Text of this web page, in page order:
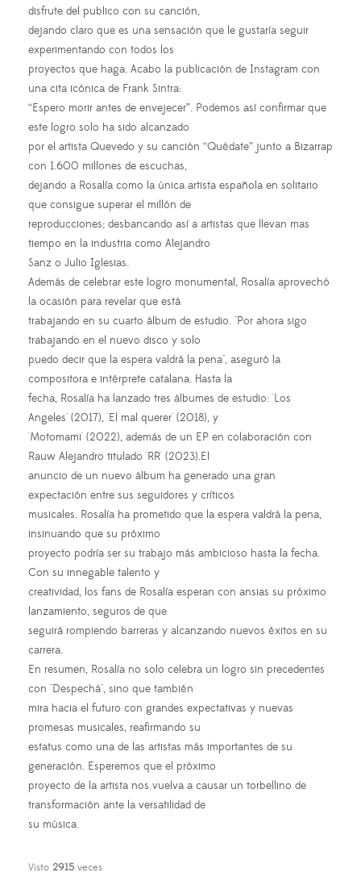
disfrute del publico con su canción,
dejando claro que es una sensación que le gustaría seguir
experimentando con todos los
proyectos que haga. Acabo la publicación de Instagram con
una cita icónica de Frank Sintra:
“Espero morir antes de envejecer”. Podemos así confirmar que
este logro solo ha sido alcanzado
por el artista Quevedo y su canción “Quédate” junto a Bizarrap
con 1.600 millones de escuchas,
dejando a Rosalía como la única artista española en solitario
que consigue superar el millón de
reproducciones; desbancando así a artistas que llevan mas
tiempo en la industria como Alejandro
Sanz o Julio Iglesias.
Además de celebrar este logro monumental, Rosalía aprovechó
la ocasión para revelar que está
trabajando en su cuarto álbum de estudio. "Por ahora sigo
trabajando en el nuevo disco y solo
puedo decir que la espera valdrá la pena", aseguró la
compositora e intérprete catalana. Hasta la
fecha, Rosalía ha lanzado tres álbumes de estudio: 'Los
Angeles' (2017), 'El mal querer' (2018), y
'Motomami' (2022), además de un EP en colaboración con
Rauw Alejandro titulado 'RR' (2023).El
anuncio de un nuevo álbum ha generado una gran
expectación entre sus seguidores y críticos
musicales. Rosalía ha prometido que la espera valdrá la pena,
insinuando que su próximo
proyecto podría ser su trabajo más ambicioso hasta la fecha.
Con su innegable talento y
creatividad, los fans de Rosalía esperan con ansias su próximo
lanzamiento, seguros de que
seguirá rompiendo barreras y alcanzando nuevos éxitos en su
carrera.
En resumen, Rosalía no solo celebra un logro sin precedentes
con "Despechá", sino que también
mira hacia el futuro con grandes expectativas y nuevas
promesas musicales, reafirmando su
estatus como una de las artistas más importantes de su
generación. Esperemos que el próximo
proyecto de la artista nos vuelva a causar un torbellino de
transformación ante la versatilidad de
su música.
Visto 2915veces